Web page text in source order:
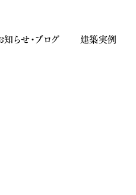
知らせ・ブログ 建築実例